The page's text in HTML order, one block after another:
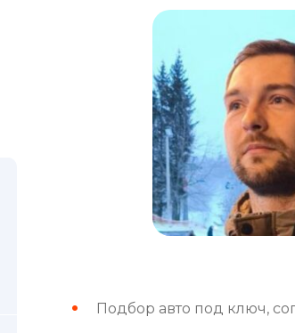
Подбор авто под ключ,